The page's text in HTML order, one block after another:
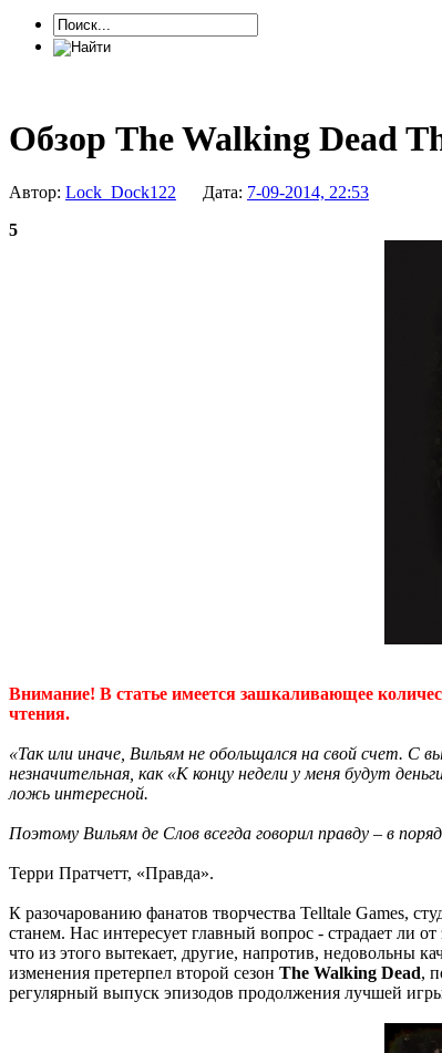
Обзор The Walking Dead
Автор: Lock_Dock122 Дата: 7-09-2014, 22:53
5
Внимание! В статье имеется зашкаливающее
чтения.
«Так или иначе, Вильям не обольщался на свой счет. С
незначительная, как «К концу недели у меня будут
ложь интересной.
Поэтому Вильям де Слов всегда говорил правду – в
Терри Пратчетт, «Правда».
К разочарованию фанатов творчества Telltale Games,
станем. Нас интересует главный вопрос - страдает ли
что из этого вытекает, другие, напротив, недовольны
изменения претерпел второй сезон The Walking Dead,
регулярный выпуск эпизодов продолжения лучшей